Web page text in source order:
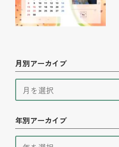
月別アーカイブ
年別アーカイブ